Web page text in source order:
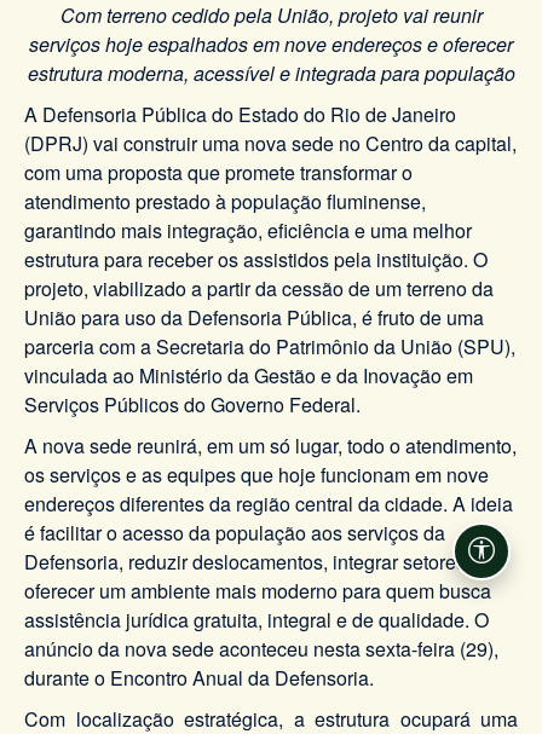
Com terreno cedido pela União, projeto vai reunir
serviços hoje espalhados em nove endereços e oferecer
estrutura moderna, acessível e integrada para população
A Defensoria Pública do Estado do Rio de Janeiro
(DPRJ) vai construir uma nova sede no Centro da capital,
com uma proposta que promete transformar o
atendimento prestado à população fluminense,
garantindo mais integração, eficiência e uma melhor
estrutura para receber os assistidos pela instituição. O
projeto, viabilizado a partir da cessão de um terreno da
União para uso da Defensoria Pública, é fruto de uma
parceria com a Secretaria do Patrimônio da União (SPU),
vinculada ao Ministério da Gestão e da Inovação em
Serviços Públicos do Governo Federal.
A nova sede reunirá, em um só lugar, todo o atendimento,
os serviços e as equipes que hoje funcionam em nove
endereços diferentes da região central da cidade. A ideia
é facilitar o acesso da população aos serviços da
Defensoria, reduzir deslocamentos, integrar setores e
oferecer um ambiente mais moderno para quem busca
assistência jurídica gratuita, integral e de qualidade. O
anúncio da nova sede aconteceu nesta sexta-feira (29),
durante o Encontro Anual da Defensoria.
Com localização estratégica, a estrutura ocupará uma